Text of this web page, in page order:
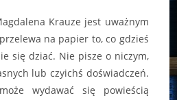
Krauze jest uważnym
na papier to, co gdzieś
się dziać. Nie pisze o niczym,
lub czyichś doświadczeń.
wydawać się powieścią